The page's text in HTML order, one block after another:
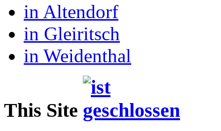
in Altendorf
in Gleiritsch
in Weidenthal
This Site